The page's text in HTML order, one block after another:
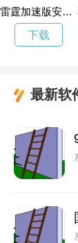
雷霆加速版安卓下载
下载
最新软